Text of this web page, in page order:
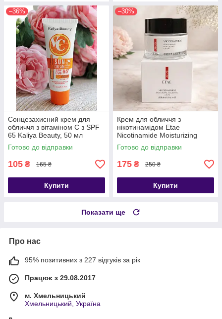
–36%
Сонцезахисний крем для
обличчя з вітаміном С з SPF
65 Kaliya Beauty, 50 мл
Готово до відправки
105 ₴ 165 ₴
Купити
–30%
Крем для обличчя з
нікотинамідом Etae
Nicotinamide Moisturizing
Beautifying Cream
Готово до відправки
175 ₴ 250 ₴
Купити
Показати ще
Про нас
95% позитивних з 227 відгуків за рік
Працює з 29.08.2017
м. Хмельницький
Хмельницький, Україна